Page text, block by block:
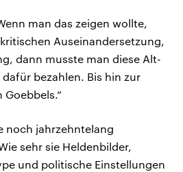
man das zeigen wollte,
Auseinandersetzung,
dann musste man diese Alt-
bezahlen. Bis hin zur
noch jahrzehntelang
sehr sie Heldenbilder,
und politische Einstellungen